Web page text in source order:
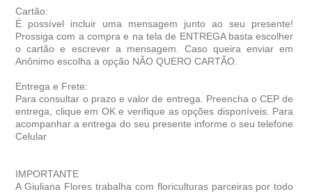
Cartão:
É possível incluir uma mensagem junto ao seu presente!
Prossiga com a compra e na tela de ENTREGA basta escolher
o cartão e escrever a mensagem. Caso queira enviar em
Anônimo escolha a opção NÃO QUERO CARTÃO.
Entrega e Frete:
Para consultar o prazo e valor de entrega. Preencha o CEP de
entrega, clique em OK e verifique as opções disponíveis. Para
acompanhar a entrega do seu presente informe o seu telefone
Celular
IMPORTANTE
A Giuliana Flores trabalha com floriculturas parceiras por todo